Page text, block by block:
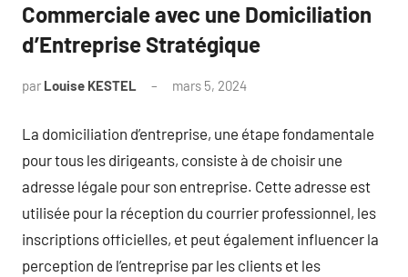
Commerciale avec une Domiciliation
d’Entreprise Stratégique
par Louise KESTEL mars 5, 2024
La domiciliation d’entreprise, une étape fondamentale
pour tous les dirigeants, consiste à de choisir une
adresse légale pour son entreprise. Cette adresse est
utilisée pour la réception du courrier professionnel, les
inscriptions officielles, et peut également influencer la
perception de l’entreprise par les clients et les